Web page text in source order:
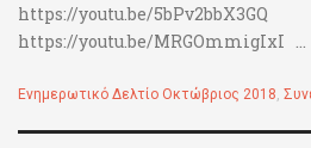
https://youtu.be/5bPv2bbX3GQ
https://youtu.be/MRGOmmigIxI ...
Ενημερωτικό Δελτίο Οκτώβριος 2018,